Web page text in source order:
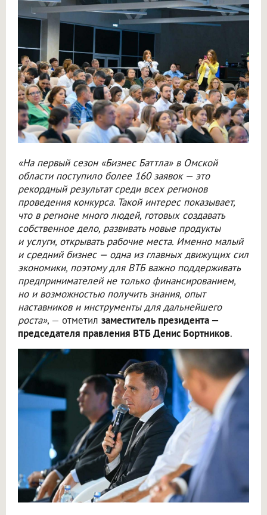
«На первый сезон «Бизнес Баттла» в Омской
области поступило более 160 заявок — это
рекордный результат среди всех регионов
проведения конкурса. Такой интерес показывает,
что в регионе много людей, готовых создавать
собственное дело, развивать новые продукты
и услуги, открывать рабочие места. Именно малый
и средний бизнес — одна из главных движущих сил
экономики, поэтому для ВТБ важно поддерживать
предпринимателей не только финансированием,
но и возможностью получить знания, опыт
наставников и инструменты для дальнейшего
роста», — отметил заместитель президента —
председателя правления ВТБ Денис Бортников.